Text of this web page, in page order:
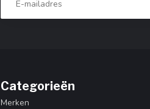
Categorieën
Merken